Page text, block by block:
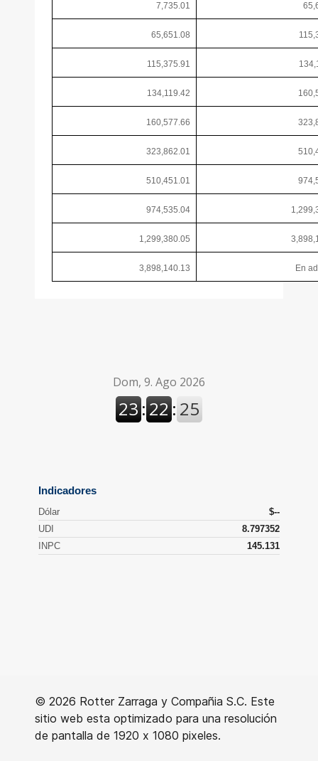
7,735.01
65,651.08
115,375.91
134,119.42
160,577.66
323,862.01
510,451.01
974,535.04
1,299,380.05
3,898,140.13 En
© 2026 Rotter Zarraga y Compañia S.C. Este
sitio web esta optimizado para una resolución
de pantalla de 1920 x 1080 pixeles.